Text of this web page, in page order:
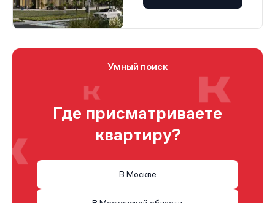
Умный поиск
Где присматриваете
квартиру?
В Москве